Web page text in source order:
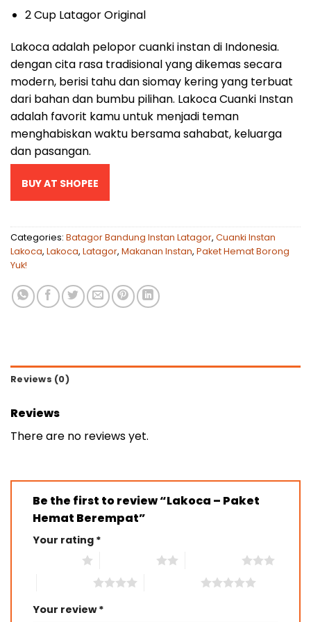
2 Cup Latagor Original
Lakoca adalah pelopor cuanki instan di Indonesia.
dengan cita rasa tradisional yang dikemas secara
modern, berisi tahu dan siomay kering yang terbuat
dari bahan dan bumbu pilihan. Lakoca Cuanki Instan
adalah favorit kamu untuk menjadi teman
menghabiskan waktu bersama sahabat, keluarga
dan pasangan.
BUY AT SHOPEE
Categories: Batagor Bandung Instan Latagor, Cuanki Instan
Lakoca, Lakoca, Latagor, Makanan Instan, Paket Hemat Borong
Yuk!
Reviews (0)
Reviews
There are no reviews yet.
Be the first to review “Lakoca – Paket
Hemat Berempat”
Your rating *
Your review*